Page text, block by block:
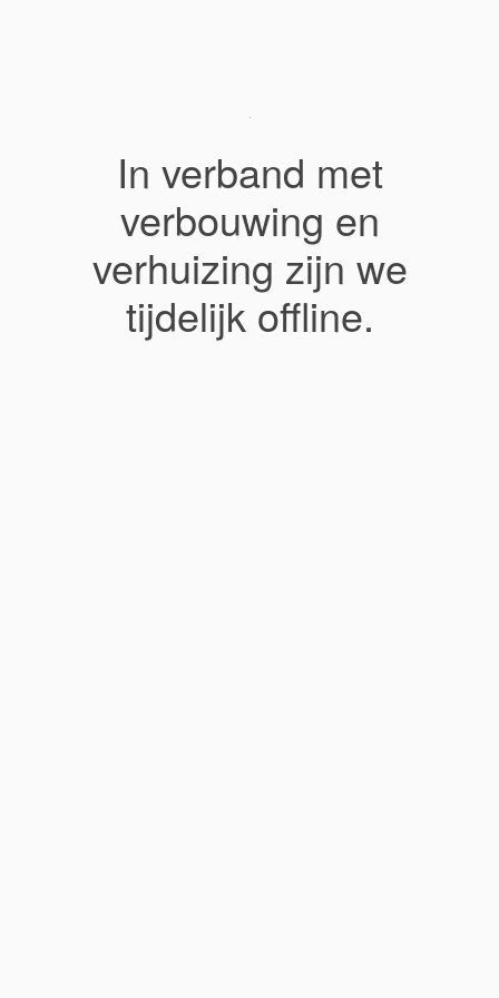
In verband met
verbouwing en
verhuizing zijn we
tijdelijk offline.